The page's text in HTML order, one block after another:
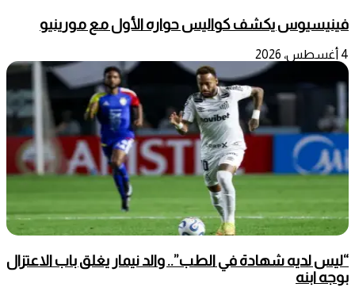
فينيسيوس يكشف كواليس حواره الأول مع مورينيو
4 أغسطس، 2026
“ليس لديه شهادة في الطب”.. والد نيمار يغلق باب الاعتزال
بوجه ابنه